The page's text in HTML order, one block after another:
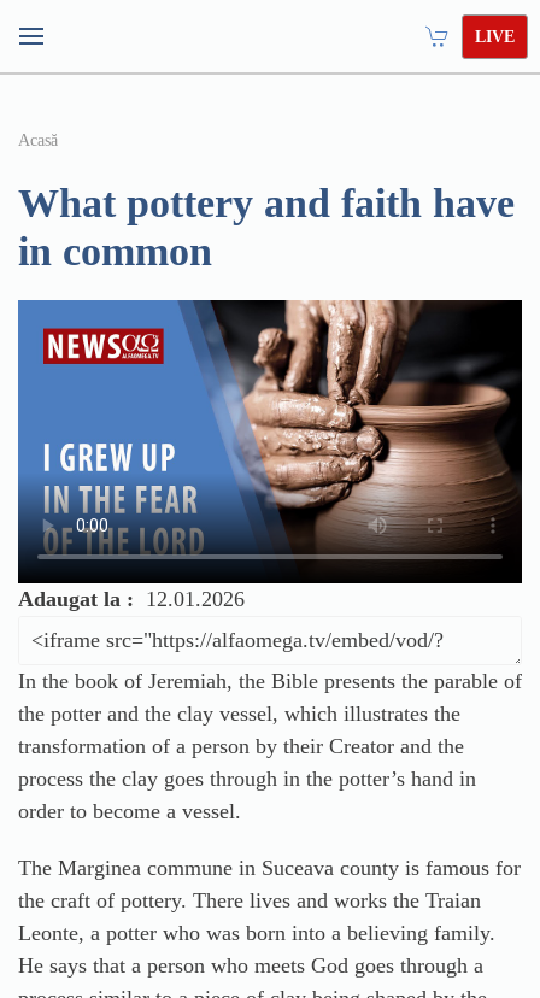
LIVE
Acasă
What pottery and faith have
in common
Adaugat la : 12.01.2026
In the book of Jeremiah, the Bible presents the parable of
the potter and the clay vessel, which illustrates the
transformation of a person by their Creator and the
process the clay goes through in the potter’s hand in
order to become a vessel.
The Marginea commune in Suceava county is famous for
the craft of pottery. There lives and works the Traian
Leonte, a potter who was born into a believing family.
He says that a person who meets God goes through a